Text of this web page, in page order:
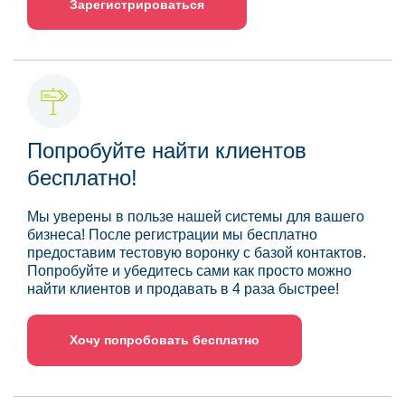
Зарегистрироваться
Попробуйте найти клиентов
бесплатно!
Мы уверены в пользе нашей системы для вашего
бизнеса! После регистрации мы бесплатно
предоставим тестовую воронку с базой контактов.
Попробуйте и убедитесь сами как просто можно
найти клиентов и продавать в 4 раза быстрее!
Хочу попробовать бесплатно